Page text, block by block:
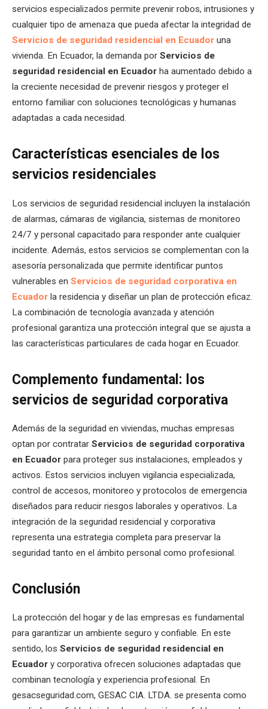
servicios especializados permite prevenir robos, intrusiones y
cualquier tipo de amenaza que pueda afectar la integridad de
Servicios de seguridad residencial en Ecuador una
vivienda. En Ecuador, la demanda por Servicios de
seguridad residencial en Ecuador ha aumentado debido a
la creciente necesidad de prevenir riesgos y proteger el
entorno familiar con soluciones tecnológicas y humanas
adaptadas a cada necesidad.
Características esenciales de los
servicios residenciales
Los servicios de seguridad residencial incluyen la instalación
de alarmas, cámaras de vigilancia, sistemas de monitoreo
24/7 y personal capacitado para responder ante cualquier
incidente. Además, estos servicios se complementan con la
asesoría personalizada que permite identificar puntos
vulnerables en Servicios de seguridad corporativa en
Ecuador la residencia y diseñar un plan de protección eficaz.
La combinación de tecnología avanzada y atención
profesional garantiza una protección integral que se ajusta a
las características particulares de cada hogar en Ecuador.
Complemento fundamental: los
servicios de seguridad corporativa
Además de la seguridad en viviendas, muchas empresas
optan por contratar Servicios de seguridad corporativa
en Ecuador para proteger sus instalaciones, empleados y
activos. Estos servicios incluyen vigilancia especializada,
control de accesos, monitoreo y protocolos de emergencia
diseñados para reducir riesgos laborales y operativos. La
integración de la seguridad residencial y corporativa
representa una estrategia completa para preservar la
seguridad tanto en el ámbito personal como profesional.
Conclusión
La protección del hogar y de las empresas es fundamental
para garantizar un ambiente seguro y confiable. En este
sentido, los Servicios de seguridad residencial en
Ecuador y corporativa ofrecen soluciones adaptadas que
combinan tecnología y experiencia profesional. En
gesacseguridad.com, GESAC CIA. LTDA. se presenta como